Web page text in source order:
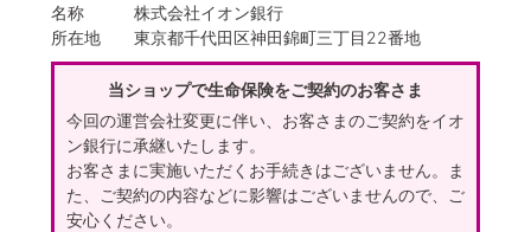
名称
株式会社イオン銀行
所在地
東京都千代田区神田錦町三丁目22番地
当ショップで生命保険をご契約のお客さま
今回の運営会社変更に伴い、お客さまのご契約をイオ
ン銀行に承継いたします。
お客さまに実施いただくお手続きはございません。ま
た、ご契約の内容などに影響はございませんので、ご
安心ください。